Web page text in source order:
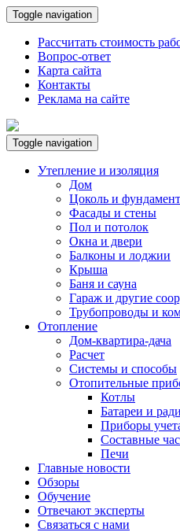
Toggle navigation
Рассчитать стоимость
Вопрос-ответ
Карта сайта
Контакты
Реклама на сайте
Toggle navigation
Утепление и изоляция
Дом
Цоколь и фундамент
Фасады и стены
Пол и потолок
Окна и двери
Балконы и лоджии
Крыша
Баня и сауна
Гараж и другие
Трубопроводы и
Отопление
Дом-квартира-дача
Расчет
Системы и способы
Отопительные
Котлы
Батареи и
Приборы
Составные
Печи
Главные новости
Обзоры
Обучение
Отвечают эксперты
Связаться с нами